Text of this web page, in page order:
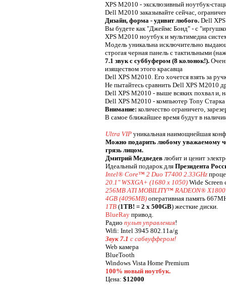
XPS M2010 - эксклюзивный ноутбук-
Dell M2010 заказывайте сейчас,
Дизайн, форма - удивит любого. Dell
Вы будете как "Джеймс Бонд" - с
XPS M2010 ноутбук и мультимедиа
Модель уникальна исключительно
строгая черная панель с тактильными
7.1 звук с суббуфером (8 колонок!).
изяществом этого красавца
Dell XPS M2010. Его хочется взять за
Не пытайтесь сравнить Dell XPS M2010
Dell XPS M2010 - выше всяких похвал и,
Dell XPS M2010 - компьютер Tony
Внимание: количество ограничего,
В самое ближайшее время будут в
Ultra VIP уникальная наимощнейшая
Можно подарить любому уважаемому
грязь лицом.
Дмитрий Медведев любит и ценит
Идеальный подарок для Президента
Intel® Core™ 2 Duo T7400 2.33GHz
20.1" WSXGA+ (1680 x 1050) Wide
256MB ATI MOBILITY™ RADEON® X1800
4GB (4096MB) оперативная память
1TB (1TB! = 2 x 500GB) жесткие диски.
BlueRay привод.
Радио пульт управления!
Wifi: Intel 3945 802.11a/g
Звук 7.1 с сaбвуффером!
Web камера
BlueTooth
Windows Vista Home Premium
100% новый ноутбук.
Цена: $12000